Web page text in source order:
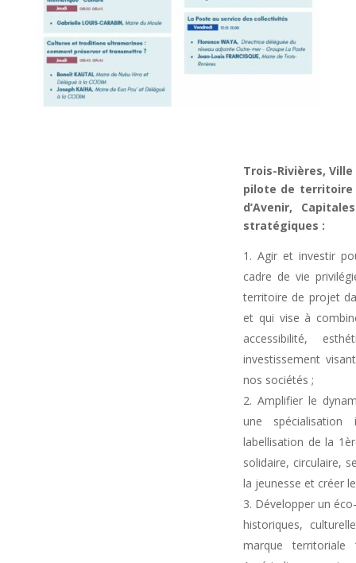
Trois-Rivières,
pilote de territoire
d’Avenir,
stratégiques :
Agir et investir
cadre de vie
territoire de projet
et qui vise à
accessibilité,
investissement
nos sociétés ;
Amplifier le
une
labellisation de la
solidaire, circulaire,
la jeunesse et créer
Développer un
historiques,
marque territoriale